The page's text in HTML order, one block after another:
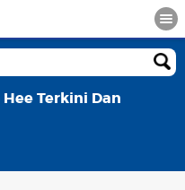
Terkini Dan